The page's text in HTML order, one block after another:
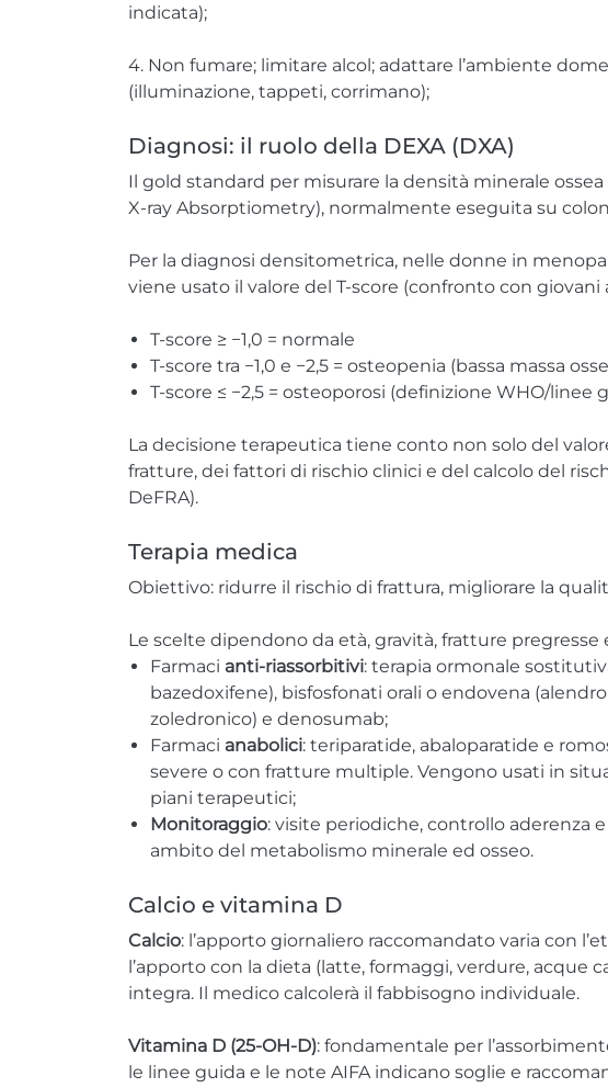
indicata);
4. Non fumare; limitare alcol; adattare l’ambiente
(illuminazione, tappeti, corrimano);
Diagnosi: il ruolo della DEXA (DXA)
Il gold standard per misurare la densità minerale ossea
X-ray Absorptiometry), normalmente eseguita su
Per la diagnosi densitometrica, nelle donne in
viene usato il valore del T-score (confronto con giovani
T-score ≥ −1,0 = normale
T-score tra −1,0 e −2,5 = osteopenia (bassa massa
T-score ≤ −2,5 = osteoporosi (definizione WHO/linee
La decisione terapeutica tiene conto non solo del
fratture, dei fattori di rischio clinici e del calcolo del
DeFRA).
Terapia medica
Obiettivo: ridurre il rischio di frattura, migliorare la
Le scelte dipendono da età, gravità, fratture pregresse
Farmaci anti-riassorbitivi: terapia ormonale
bazedoxifene), bisfosfonati orali o endovena
zoledronico) e denosumab;
Farmaci anabolici: teriparatide, abaloparatide e
severe o con fratture multiple. Vengono usati in
piani terapeutici;
Monitoraggio: visite periodiche, controllo aderenza
ambito del metabolismo minerale ed osseo.
Calcio e vitamina D
Calcio: l’apporto giornaliero raccomandato varia con
l’apporto con la dieta (latte, formaggi, verdure, acque
integra. Il medico calcolerà il fabbisogno individuale.
Vitamina D (25-OH-D): fondamentale per
le linee guida e le note AIFA indicano soglie e